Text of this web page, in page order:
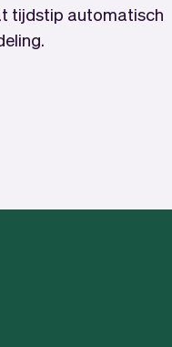
tijdstip automatisch